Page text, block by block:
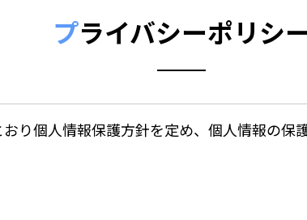
プライバシーポリシ
り個人情報保護方針を定め、個人情報の保